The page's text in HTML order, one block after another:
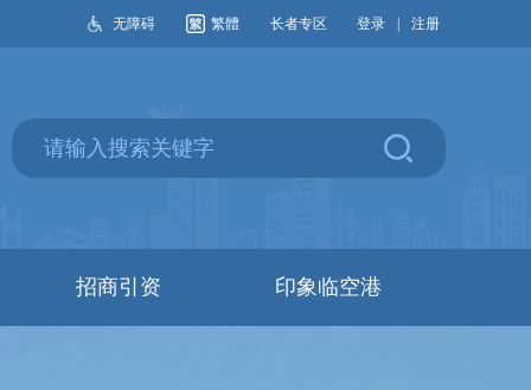
无障碍 繁體 长者专区 登录 注册
招商引资 印象临空港